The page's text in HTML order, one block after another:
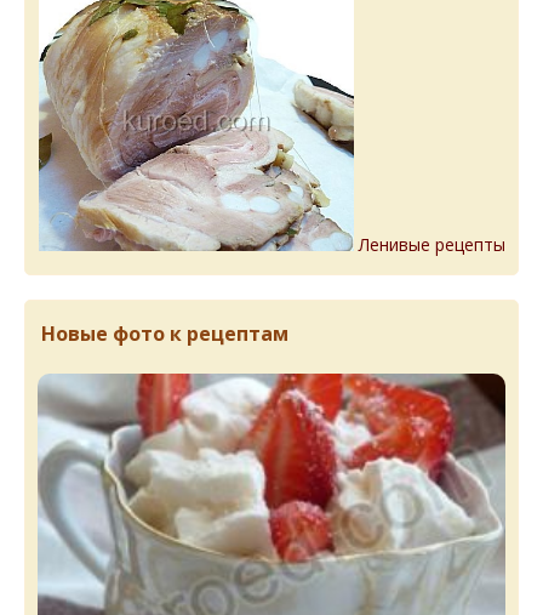
Ленивые рецепты
Новые фото к рецептам